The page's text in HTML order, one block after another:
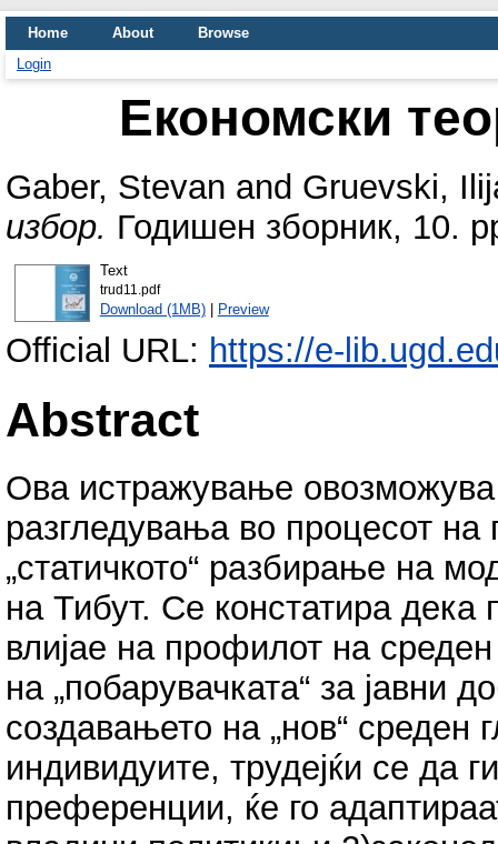
Home About
Browse
Login
Економски
Gaber, Stevan and Gruevski,
избор. Годишен зборник, 10.
Text
trud11.pdf
Download (1MB)| Preview
Official URL: https://e-
Abstract
Ова истражување
разгледувања во процесот
„статичкото“ разбирање на
на Тибут. Се констатира дека
влијае на профилот на
на „побарувачката“ за јавни
создавањето на „нов“ среден
индивидуите, трудејќи се да
преференции, ќе го